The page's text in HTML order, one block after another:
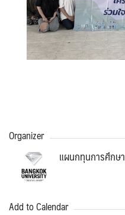
Organizer
แผนกทุนการศึกษา
Add to Calendar